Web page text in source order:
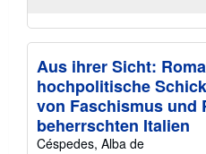
Aus ihrer Sicht:
hochpolitische
von Faschismus und
beherrschten Italien
Céspedes, Alba de